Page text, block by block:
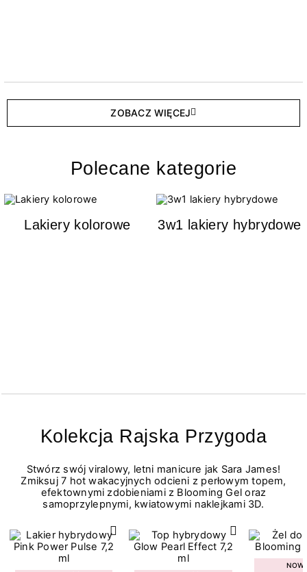
ZOBACZ WIĘCEJ
Polecane kategorie
Lakiery kolorowe 3w1 lakiery hybrydowe
Kolekcja Rajska Przygoda
Stwórz swój viralowy, letni manicure jak Sara James!
Zmiksuj 7 hot wakacyjnych odcieni z perłowym topem,
efektownymi zdobieniami z Blooming Gel oraz
samoprzylepnymi, kwiatowymi naklejkami 3D.